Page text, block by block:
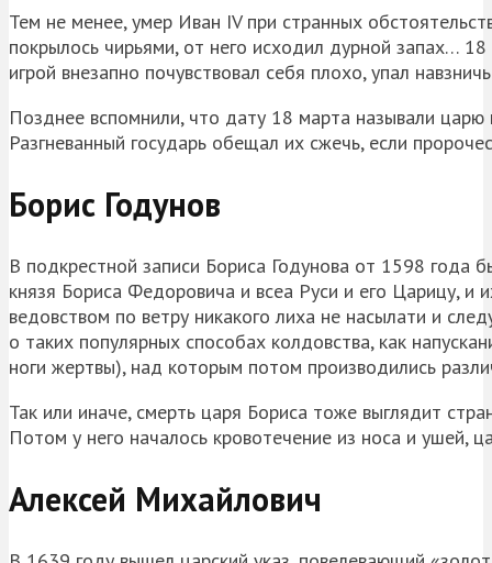
Тем не менее, умер Иван IV при странных
покрылось чирьями, от него исходил дурной запах…
игрой внезапно почувствовал себя плохо, упал
Позднее вспомнили, что дату 18 марта называли царю
Разгневанный государь обещал их сжечь, если
Борис Годунов
В подкрестной записи Бориса Годунова от 1598 года
князя Бориса Федоровича и всеа Руси и его Царицу, и
ведовством по ветру никакого лиха не насылати и
о таких популярных способах колдовства, как
ноги жертвы), над которым потом производились
Так или иначе, смерть царя Бориса тоже выглядит
Потом у него началось кровотечение из носа и ушей,
Алексей Михайлович